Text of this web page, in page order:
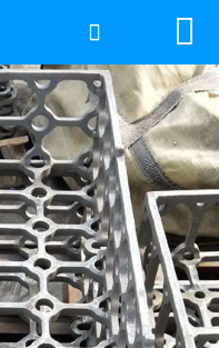
网站首页
2026年国际足联世界杯
产品中心
服务优势
新闻资讯
工程案例
 